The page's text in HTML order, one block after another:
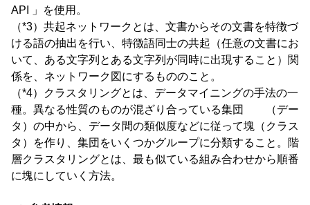
API 」を使用。
（*3）共起ネットワークとは、文書からその文書を特徴づ
ける語の抽出を行い、特徴語同士の共起（任意の文書にお
いて、ある文字列とある文字列が同時に出現すること）関
係を、ネットワーク図にするもののこと。
（*4）クラスタリングとは、データマイニングの手法の一
種。異なる性質のものが混ざり合っている集団 （デー
タ）の中から、データ間の類似度などに従って塊（クラス
タ）を作り、集団をいくつかグループに分類すること。階
層クラスタリングとは、最も似ている組み合わせから順番
に塊にしていく方法。